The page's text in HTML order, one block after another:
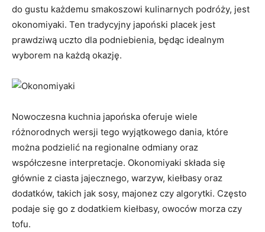
do gustu każdemu smakoszowi kulinarnych podróży, jest
okonomiyaki. Ten tradycyjny japoński placek jest
prawdziwą uczto dla podniebienia, będąc idealnym
wyborem na każdą okazję.
Nowoczesna kuchnia japońska oferuje wiele
różnorodnych wersji tego wyjątkowego dania, które
można podzielić na regionalne odmiany oraz
współczesne interpretacje. Okonomiyaki składa się
głównie z ciasta jajecznego, warzyw, kiełbasy oraz
dodatków, takich jak sosy, majonez czy algorytki. Często
podaje się go z dodatkiem kiełbasy, owoców morza czy
tofu.